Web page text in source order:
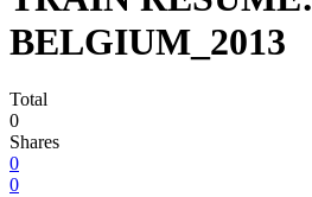
BELGIUM_2013
Total
0
Shares
0
0